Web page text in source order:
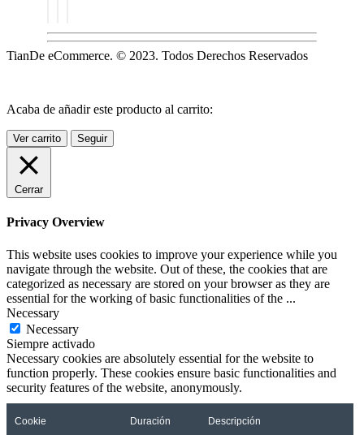
TianDe eCommerce. © 2023. Todos Derechos Reservados
Acaba de añadir este producto al carrito:
Ver carrito Seguir
Cerrar
Privacy Overview
This website uses cookies to improve your experience while you
navigate through the website. Out of these, the cookies that are
categorized as necessary are stored on your browser as they are
essential for the working of basic functionalities of the ...
Necessary
Necessary
Siempre activado
Necessary cookies are absolutely essential for the website to
function properly. These cookies ensure basic functionalities and
security features of the website, anonymously.
Cookie Duración Descripción